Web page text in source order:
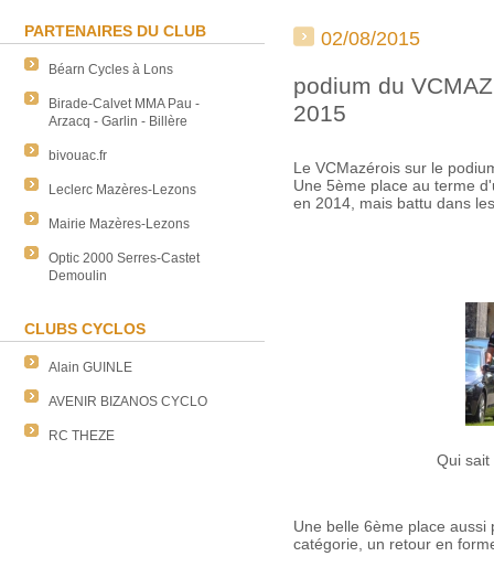
PARTENAIRES DU CLUB
Béarn Cycles à Lons
Birade-Calvet MMA Pau -
Arzacq - Garlin - Billère
bivouac.fr
Leclerc Mazères-Lezons
Mairie Mazères-Lezons
Optic 2000 Serres-Castet
Demoulin
CLUBS CYCLOS
Alain GUINLE
AVENIR BIZANOS CYCLO
RC THEZE
02/08/2015
podium du
2015
Le VCMazérois sur le
Une 5ème place au terme
en 2014, mais battu dans
Qui
Une belle 6ème place aussi
catégorie, un retour en